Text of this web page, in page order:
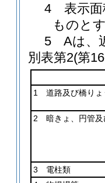
4 表示面
ものと
5 Aは、
別表第2(第
1 道路及び橋りょ
2 暗きょ、円管及
3 電柱類